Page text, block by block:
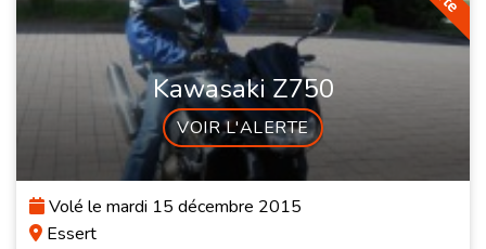
Kawasaki Z750
VOIR L'ALERTE
Volé le mardi 15 décembre 2015
Essert